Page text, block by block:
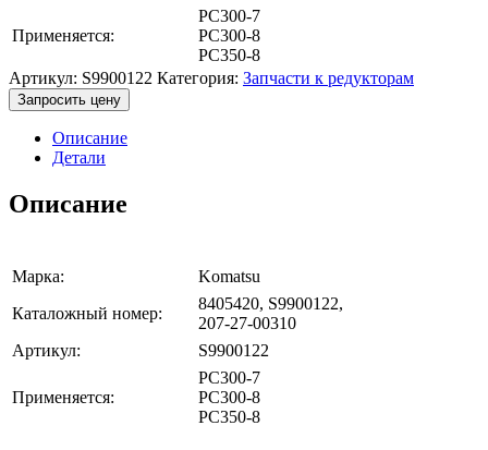
Применяется:
PC300-7
PC300-8
PC350-8
Артикул: S9900122 Категория: Запчасти к редукторам
Запросить цену
Описание
Детали
Описание
Марка:
Komatsu
Каталожный номер:
8405420, S9900122,
207-27-00310
Артикул:
S9900122
Применяется:
PC300-7
PC300-8
PC350-8